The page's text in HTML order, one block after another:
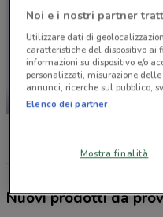
-2 GIORNI
Nuovi prodotti da
Noi e i nostri partner
Utilizzare dati di
caratteristiche del dispositivo ai
informazioni su dispositivo e/o
personalizzati, misurazione
annunci, ricerche sul pubblico,
Elenco dei partner
Mostra finalità